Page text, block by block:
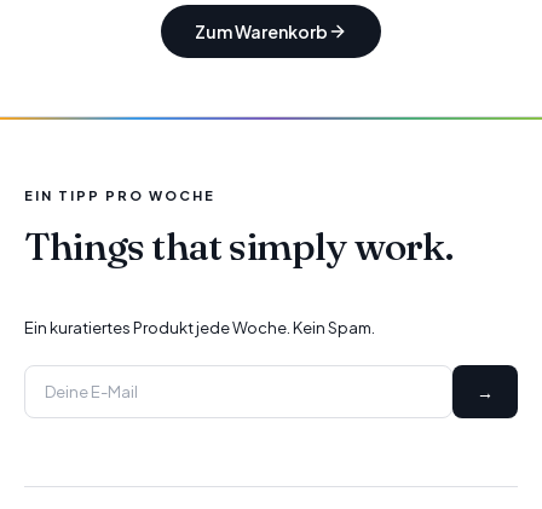
Zum Warenkorb
EIN TIPP PRO WOCHE
Things that simply work.
Ein kuratiertes Produkt jede Woche. Kein Spam.
→